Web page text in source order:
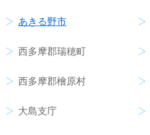
あきる野市
西多摩郡瑞穂町
西多摩郡檜原村
大島支庁